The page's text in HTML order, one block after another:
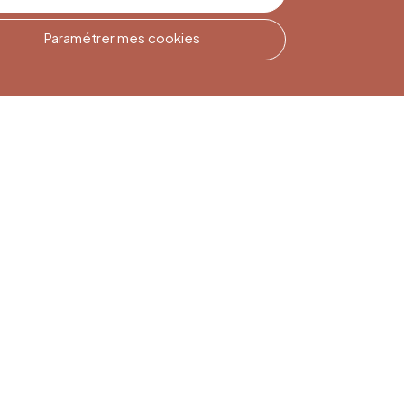
Inscription à la
Paramétrer mes cookies